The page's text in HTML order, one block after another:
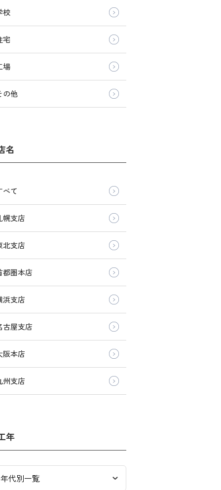
校
宅
場
の他
名
べて
幌支店
北支店
都圏本店
浜支店
古屋支店
阪本店
州支店
年